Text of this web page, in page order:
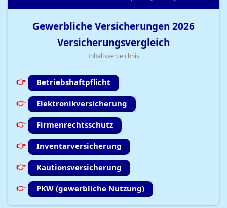
Gewerbliche Versicherungen 2026
Versicherungsvergleich
Inhaltsverzeichnis
Betriebshaftpflicht
Elektronikversicherung
Firmenrechtsschutz
Inventarversicherung
Kautionsversicherung
PKW (gewerbliche Nutzung)